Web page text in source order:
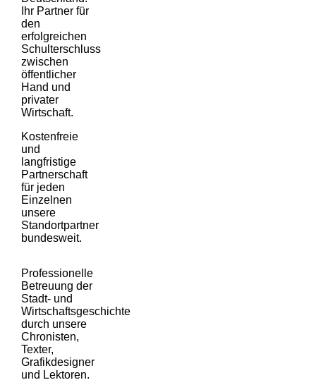
Ihr Partner für
den
erfolgreichen
Schulterschluss
zwischen
öffentlicher
Hand und
privater
Wirtschaft.
Kostenfreie
und
langfristige
Partnerschaft
für jeden
Einzelnen
unsere
Standortpartner
bundesweit.
Professionelle
Betreuung der
Stadt- und
Wirtschaftsgeschichte
durch unsere
Chronisten,
Texter,
Grafikdesigner
und Lektoren.